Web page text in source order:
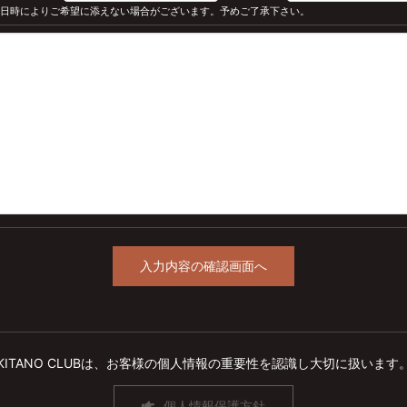
時によりご希望に添えない場合がございます。予めご了承下さい。
CLUBは、お客様の個人情報の重要性を認識し大切に扱います